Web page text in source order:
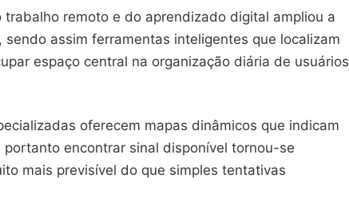
remoto e do aprendizado digital ampliou a
assim ferramentas inteligentes que localizam
espaço central na organização diária de usuários
oferecem mapas dinâmicos que indicam
encontrar sinal disponível tornou-se
mais previsível do que simples tentativas